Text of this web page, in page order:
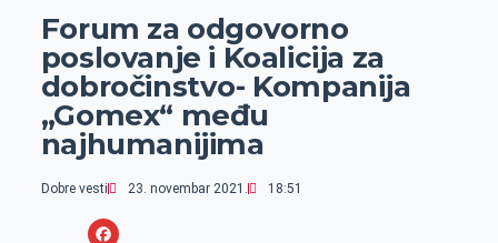
Forum za odgovorno
poslovanje i Koalicija za
dobročinstvo- Kompanija
„Gomex“ među
najhumanijima
Dobre vesti 23. novembar 2021. 18:51